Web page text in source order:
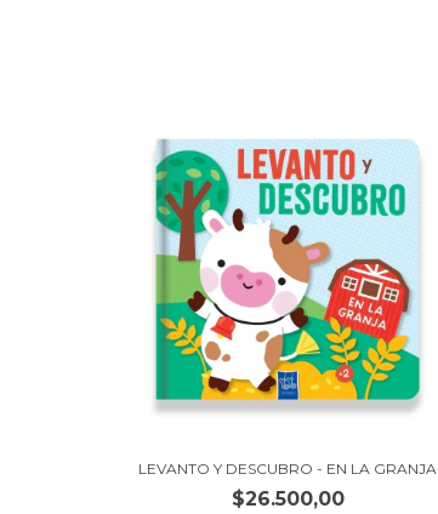
LEVANTO Y DESCUBRO - EN LA GRANJA
$26.500,00